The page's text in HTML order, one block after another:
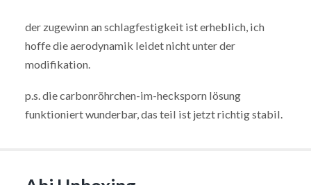
der zugewinn an schlagfestigkeit ist erheblich, ich
hoffe die aerodynamik leidet nicht unter der
modifikation.
p.s. die carbonröhrchen-im-hecksporn lösung
funktioniert wunderbar, das teil ist jetzt richtig stabil.